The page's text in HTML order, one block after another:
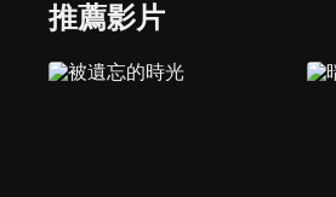
推薦影片